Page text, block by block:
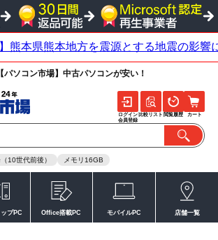
ソコン市場】中古パソコンが安い！
10世代前後） メモリ16GB
ログイン
会員登録
比較リスト 閲覧履歴 カート
プPC Office搭載PC モバイルPC 店舗一覧